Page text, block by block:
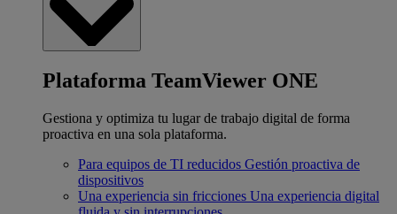
Plataforma TeamViewer ONE
Gestiona y optimiza tu lugar de trabajo digital de forma
proactiva en una sola plataforma.
Para equipos de TI reducidos Gestión proactiva de
dispositivos
Una experiencia sin fricciones Una experiencia digital